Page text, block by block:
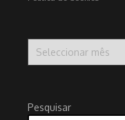
Pesquisar